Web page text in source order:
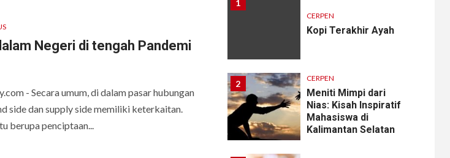
Negeri di tengah Pandemi
- Secara umum, di dalam pasar hubungan
side dan supply side memiliki keterkaitan.
berupa penciptaan...
1
CERPEN
Kopi Terakhir Ayah
2 CERPEN
Meniti Mimpi dari
Nias: Kisah Inspiratif
Mahasiswa di
Kalimantan Selatan